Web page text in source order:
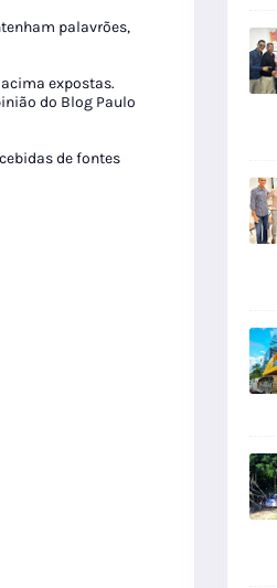
palavrões,
expostas.
do Blog Paulo
de fontes